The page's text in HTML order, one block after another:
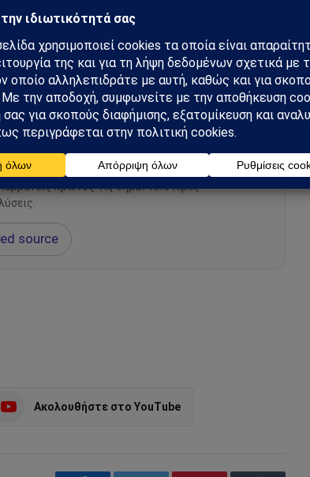
Google News
πρώτος τις σημαντικότερες
source
Ακολουθήστε στο YouTube